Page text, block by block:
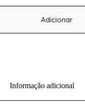
Adicionar
Informação adicional